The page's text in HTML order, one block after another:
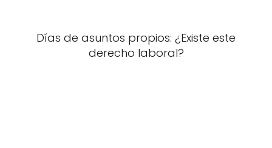
Días de asuntos propios: ¿Existe este
derecho laboral?